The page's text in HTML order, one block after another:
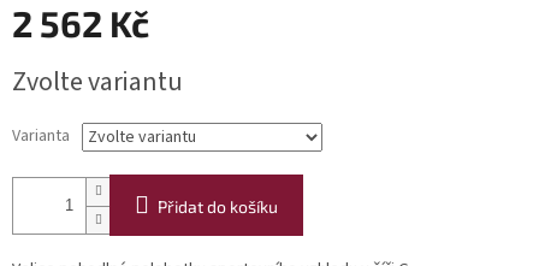
2 562 Kč
cena:
Zvolte variantu
Varianta
Přidat do košíku